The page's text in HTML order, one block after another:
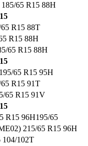
65 R15 88H
R15 88T
R15 88H
65 R15 88H
65 R15 95H
R15 91T
65 R15 91V
R15 96H195/65
215/65 R15 96H
104/102T